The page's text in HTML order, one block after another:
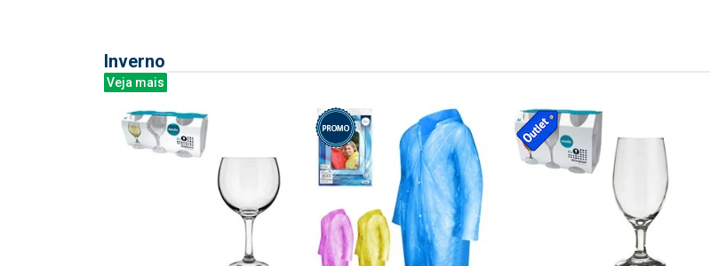
Inverno
Veja mais